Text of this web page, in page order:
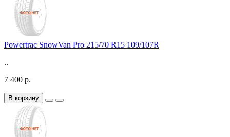
Powertrac SnowVan Pro 215/70 R15 109/107R
..
7 400 р.
В корзину